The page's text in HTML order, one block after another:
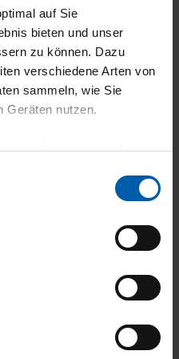
auf Sie
bieten und unser
zu können. Dazu
verschiedene Arten von
sammeln, wie Sie
Geräten nutzen.
sind eine notwendige
zur Auswahl und
Angebote, Anzeigen
und Ihres
unserer
Family business
100% Made in